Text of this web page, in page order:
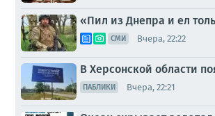
«Пил из Днепра и ел
СМИ Вчера, 22:22
В Херсонской области
ПАБЛИКИ Вчера, 22:21